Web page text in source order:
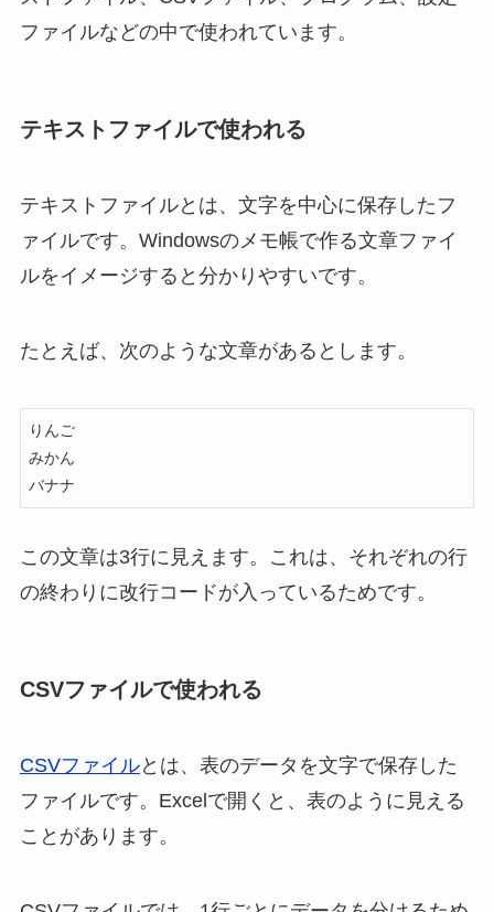
ファイルなどの中で使われています。
テキストファイルで使われる
テキストファイルとは、文字を中心に保存したフ
ァイルです。Windowsのメモ帳で作る文章ファイ
ルをイメージすると分かりやすいです。
たとえば、次のような文章があるとします。
りんご
みかん
バナナ
この文章は3行に見えます。これは、それぞれの行
の終わりに改行コードが入っているためです。
CSVファイルで使われる
CSVファイルとは、表のデータを文字で保存した
ファイルです。Excelで開くと、表のように見える
ことがあります。